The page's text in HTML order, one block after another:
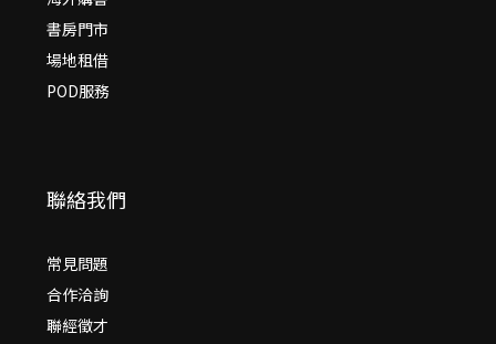
書房門市
場地租借
POD服務
聯絡我們
常見問題
合作洽詢
聯經徵才